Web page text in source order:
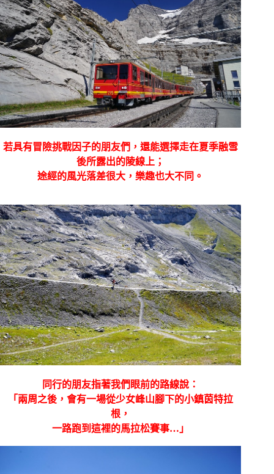
若具有冒險挑戰因子的朋友們，還能選擇走在夏季融雪
後所露出的陵線上；
途經的風光落差很大，樂趣也大不同。
同行的朋友指著我們眼前的路線說：
「兩周之後，會有一場從少女峰山腳下的小鎮茵特拉
根，
一路跑到這裡的馬拉松賽事… 」